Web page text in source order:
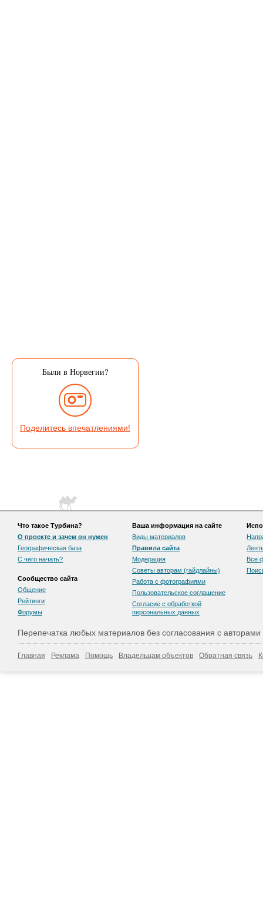
Были в Норвегии?
Поделитесь впечатлениями!
Что такое Турбина?
О проекте и зачем он нужен
Географическая база
С чего начать?
Сообщество сайта
Общение
Рейтинги
Форумы
Ваша информация на сайте
Виды материалов
Правила сайта
Модерация
Советы авторам (гайдлайны)
Работа с фотографиями
Пользовательскоe соглашение
Согласие с обработкой
персональных данных
Все
Перепечатка любых материалов без согласования с
Главная Реклама Помощь Владельцам объектов Обратная связь